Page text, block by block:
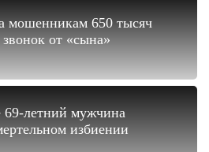
мошенникам 650 тысяч
от «сына»
летний мужчина
избиении